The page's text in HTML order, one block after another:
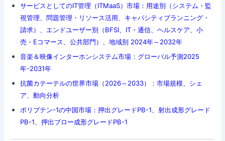
サービスとしてのIT管理（ITMaaS）市場：用途別（システム・監
視管理、問題管理・リソース活用、キャパシティプランニング・
請求）、エンドユーザー別（BFSI、IT・通信、ヘルスケア、小
売・Eコマース、公共部門）、地域別 2024年～2032年
音楽＆映像インターホンシステム市場：グローバル予測2025
年-2031年
抗菌カテーテルの世界市場（2026～2033）：市場規模、シェ
ア、動向分析
ポリブテン-1の中国市場：押出グレードPB-1、射出成形グレード
PB-1、押出ブロー成形グレードPB-1